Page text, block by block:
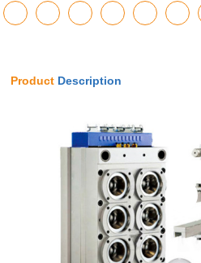
Product Description